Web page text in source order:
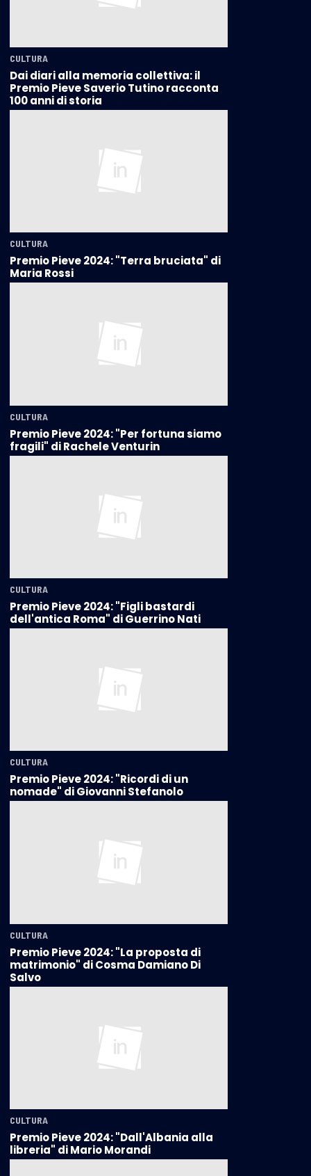
CULTURA
Dai diari alla memoria collettiva: il
Premio Pieve Saverio Tutino racconta
100 anni di storia
CULTURA
Premio Pieve 2024: "Terra bruciata" di
Maria Rossi
CULTURA
Premio Pieve 2024: "Per fortuna siamo
fragili" di Rachele Venturin
CULTURA
Premio Pieve 2024: "Figli bastardi
dell'antica Roma" di Guerrino Nati
CULTURA
Premio Pieve 2024: "Ricordi di un
nomade" di Giovanni Stefanolo
CULTURA
Premio Pieve 2024: "La proposta di
matrimonio" di Cosma Damiano Di
Salvo
CULTURA
Premio Pieve 2024: "Dall'Albania alla
libreria" di Mario Morandi